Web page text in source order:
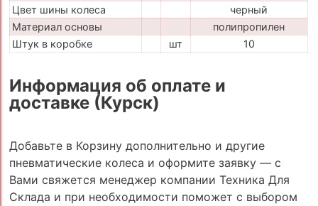
Цвет шины колеса
черный
Материал основы
полипропилен
Штук в коробке
шт 10
Информация об оплате и
доставке (Курск)
Добавьте в Корзину дополнительно и другие
пневматические колеса и оформите заявку — с
Вами свяжется менеджер компании Техника Для
Склада и при необходимости поможет с выбором